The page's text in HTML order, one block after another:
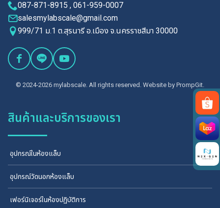
for:
087-871-8915 , 061-959-0007
salesmylabscale@gmail.com
999/71 ม.1 ต.สุรนารี อ.เมือง จ.นครราชสีมา 30000
© 2024-2026 mylabscale. All rights reserved. Website by PrompGit.
สินค้าและบริการของเรา
อุปกรณ์ในห้องแล็บ
อุปกรณ์วัดนอกห้องแล็บ
เฟอร์นิเจอร์ในห้องปฏิบัติการ